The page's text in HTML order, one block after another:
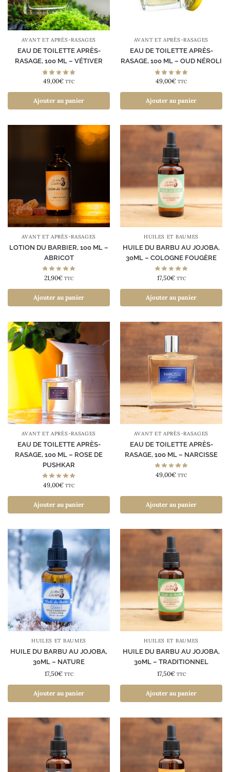
AVANT ET APRÈS-RASAGES
EAU DE TOILETTE APRÈS-
RASAGE, 100 ML – VÉTIVER
49,00€ TTC
Ajouter au panier
AVANT ET APRÈS-RASAGES
EAU DE TOILETTE APRÈS-
RASAGE, 100 ML – OUD NÉROLI
49,00€ TTC
Ajouter au panier
AVANT ET APRÈS-RASAGES
LOTION DU BARBIER, 100 ML –
ABRICOT
21,90€ TTC
Ajouter au panier
HUILES ET BAUMES
HUILE DU BARBU AU JOJOBA,
30ML – COLOGNE FOUGÈRE
17,50€ TTC
Ajouter au panier
AVANT ET APRÈS-RASAGES
EAU DE TOILETTE APRÈS-
RASAGE, 100 ML – ROSE DE
PUSHKAR
49,00€ TTC
Ajouter au panier
AVANT ET APRÈS-RASAGES
EAU DE TOILETTE APRÈS-
RASAGE, 100 ML – NARCISSE
49,00€ TTC
Ajouter au panier
HUILES ET BAUMES
HUILE DU BARBU AU JOJOBA,
30ML – NATURE
17,50€ TTC
Ajouter au panier
HUILES ET BAUMES
HUILE DU BARBU AU JOJOBA,
30ML – TRADITIONNEL
17,50€ TTC
Ajouter au panier